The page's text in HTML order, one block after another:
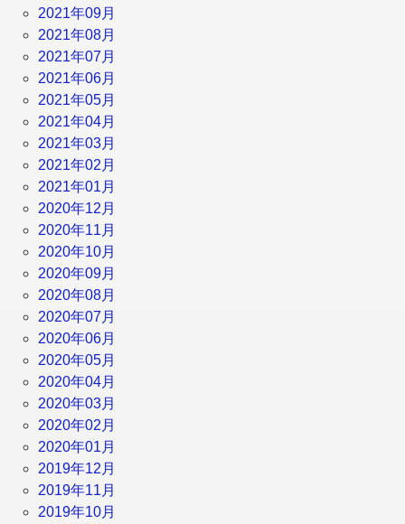
2021年09月
2021年08月
2021年07月
2021年06月
2021年05月
2021年04月
2021年03月
2021年02月
2021年01月
2020年12月
2020年11月
2020年10月
2020年09月
2020年08月
2020年07月
2020年06月
2020年05月
2020年04月
2020年03月
2020年02月
2020年01月
2019年12月
2019年11月
2019年10月